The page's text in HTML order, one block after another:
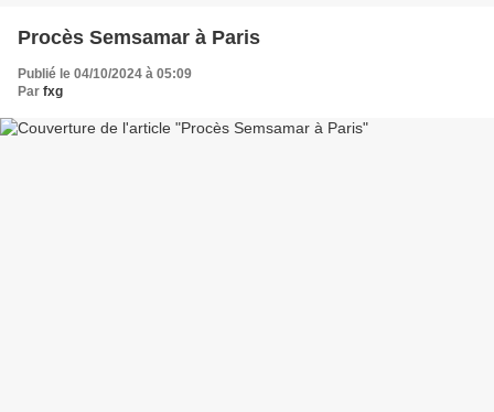
Procès Semsamar à Paris
Publié le 04/10/2024 à 05:09
Par fxg